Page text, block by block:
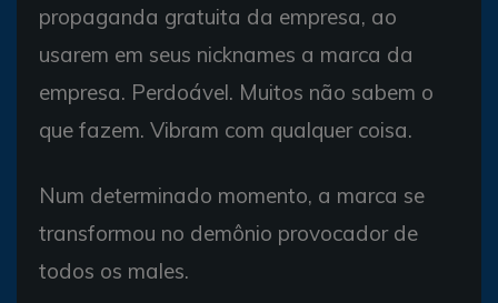
propaganda gratuita da empresa, ao
usarem em seus nicknames a marca da
empresa. Perdoável. Muitos não sabem o
que fazem. Vibram com qualquer coisa.
Num determinado momento, a marca se
transformou no demônio provocador de
todos os males.